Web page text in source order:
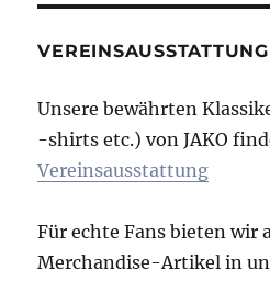
VEREINSAUSSTATTUNG
Unsere bewährten
-shirts etc.) von JAKO
Vereinsausstattung
Für echte Fans bieten wir
Merchandise-Artikel in